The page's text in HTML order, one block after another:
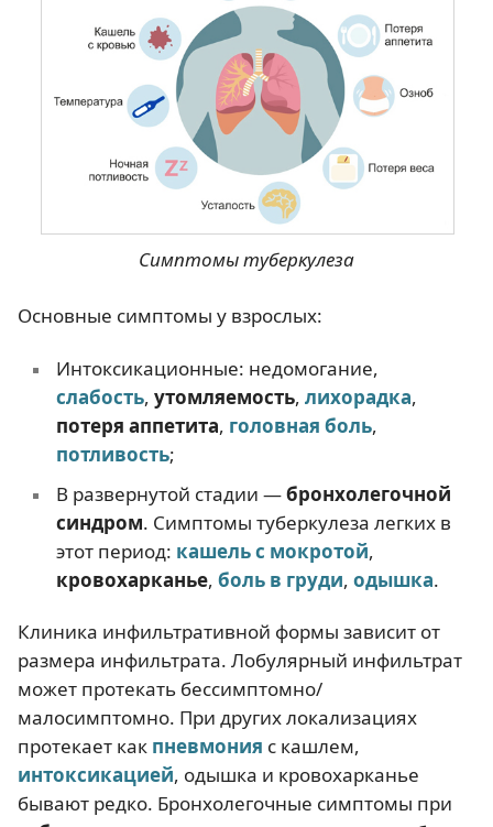
Симптомы туберкулеза
Основные симптомы у взрослых:
Интоксикационные: недомогание,
слабость, утомляемость, лихорадка,
потеря аппетита, головная боль,
потливость;
В развернутой стадии —бронхолегочной
синдром. Симптомы туберкулеза легких в
этот период: кашель с мокротой,
кровохарканье, боль в груди, одышка.
Клиника инфильтративной формы зависит от
размера инфильтрата. Лобулярный инфильтрат
может протекать бессимптомно/
малосимптомно. При других локализациях
протекает как пневмония с кашлем,
интоксикацией, одышка и кровохарканье
бывают редко. Бронхолегочные симптомы при